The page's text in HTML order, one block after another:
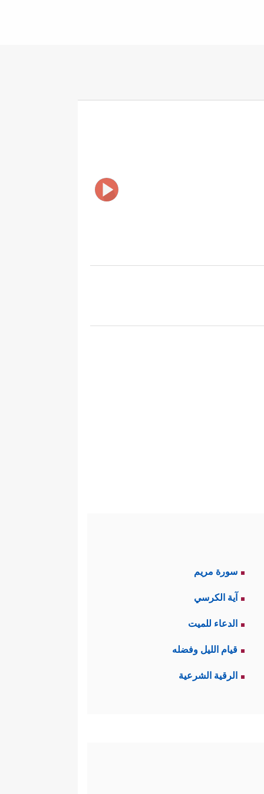
سورة مريم
آية الكرسي
الدعاء للميت
قيام الليل وفضله
الرقية الشرعية